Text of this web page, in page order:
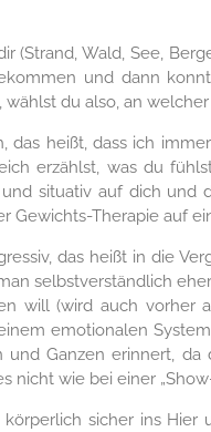
(Strand, Wald, See,
und dann
du also, an
heißt, dass ich
erzählst, was du
situativ auf dich
Gewichts-Therapie auf
das heißt in die
selbstverständlich
will (wird auch vorher
emotionalen
Ganzen erinnert,
nicht wie bei einer
sicher ins